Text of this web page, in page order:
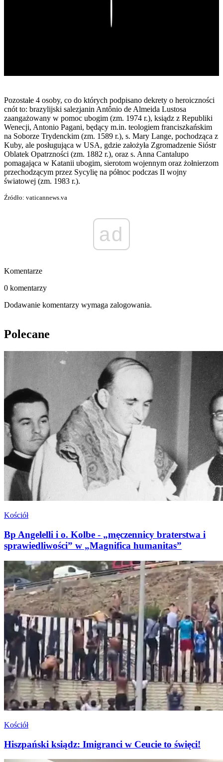
Pozostałe 4 osoby, co do których podpisano dekrety o heroiczności
cnót to: brazylijski salezjanin Antônio de Almeida Lustosa
zaangażowany w pomoc ubogim (zm. 1974 r.), ksiądz z Republiki
Wenecji, Antonio Pagani, będący m.in. teologiem franciszkańskim
na Soborze Trydenckim (zm. 1589 r.), s. Mary Lange, pochodząca z
Kuby, ale posługująca w USA, gdzie założyła Zgromadzenie Sióstr
Oblatek Opatrzności (zm. 1882 r.), oraz s. Anna Cantalupo
pomagająca w Katanii ubogim, sierotom wojennym oraz żołnierzom
przechodzącym przez Sycylię na północ podczas II wojny
światowej (zm. 1983 r.).
Źródło: vaticannews.va
ad
Komentarze
0 komentarzy
Dodawanie komentarzy wymaga zalogowania.
Polecane
Kościół
Bp Angelelli i o. Kolbe - „męczennicy braterstwa i
sprawiedliwości” w „Magnifica humanitas”
Kościół
Hiszpański ksiądz: Imigranci w Ceucie to święci!